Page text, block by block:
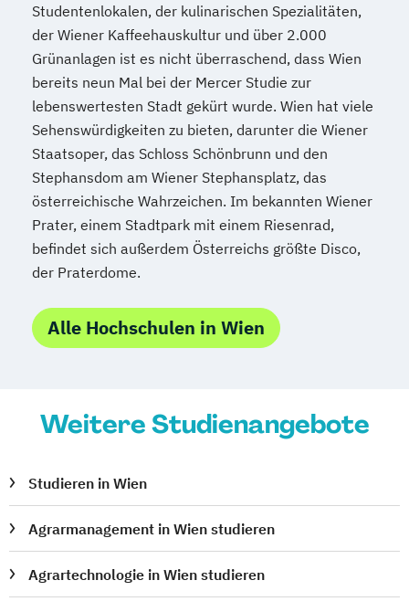
Studentenlokalen, der kulinarischen Spezialitäten,
der Wiener Kaffeehauskultur und über 2.000
Grünanlagen ist es nicht überraschend, dass Wien
bereits neun Mal bei der Mercer Studie zur
lebenswertesten Stadt gekürt wurde. Wien hat viele
Sehenswürdigkeiten zu bieten, darunter die Wiener
Staatsoper, das Schloss Schönbrunn und den
Stephansdom am Wiener Stephansplatz, das
österreichische Wahrzeichen. Im bekannten Wiener
Prater, einem Stadtpark mit einem Riesenrad,
befindet sich außerdem Österreichs größte Disco,
der Praterdome.
Alle Hochschulen in Wien
Weitere Studienangebote
Studieren in Wien
Agrarmanagement in Wien studieren
Agrartechnologie in Wien studieren